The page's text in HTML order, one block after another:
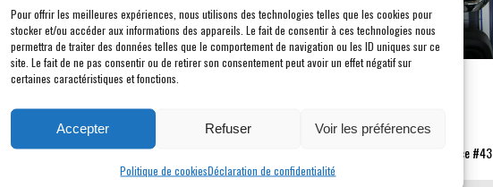
Pour offrir les meilleures expériences, nous utilisons des technologies telles que les cookies pour
stocker et/ou accéder aux informations des appareils. Le fait de consentir à ces technologies nous
permettra de traiter des données telles que le comportement de navigation ou les ID uniques sur ce
site. Le fait de ne pas consentir ou de retirer son consentement peut avoir un effet négatif sur
certaines caractéristiques et fonctions.
Accepter Refuser Voir les préférences
Politique de cookiesDéclaration de confidentialité
Bandes capot + toit + hayon
Prix : sur demande
Prix : sur demande
pièce #43